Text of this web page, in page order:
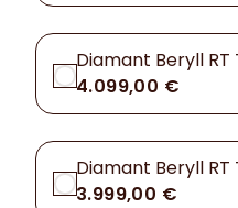
Diamant Beryll RT
4.099,00 €
Diamant Beryll RT
3.999,00 €